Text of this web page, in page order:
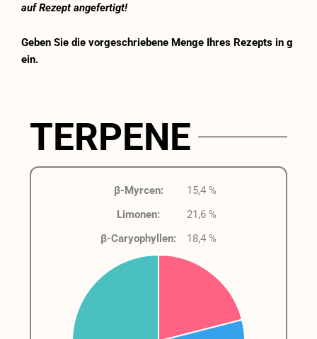
auf Rezept angefertigt!
Geben Sie die vorgeschriebene Menge Ihres Rezepts in g
ein.
TERPENE
β-Myrcen:
15,4 %
Limonen:
21,6 %
β-Caryophyllen:
18,4 %